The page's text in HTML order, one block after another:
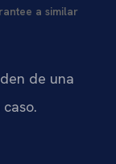
a similar
de una